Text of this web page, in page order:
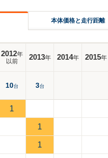
本体価格と走行距離
2012年
以前
2013年 2014年 2015年
10台 3台
1
1
1